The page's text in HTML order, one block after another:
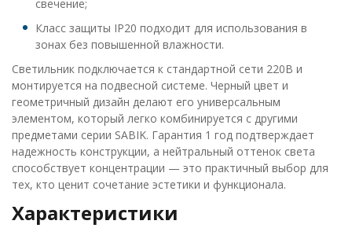
свечение;
Класс защиты IP20 подходит для использования в
зонах без повышенной влажности.
Светильник подключается к стандартной сети 220В и
монтируется на подвесной системе. Черный цвет и
геометричный дизайн делают его универсальным
элементом, который легко комбинируется с другими
предметами серии SABIK. Гарантия 1 год подтверждает
надежность конструкции, а нейтральный оттенок света
способствует концентрации — это практичный выбор для
тех, кто ценит сочетание эстетики и функционала.
Характеристики